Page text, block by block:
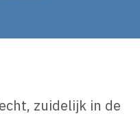
zuidelijk in de